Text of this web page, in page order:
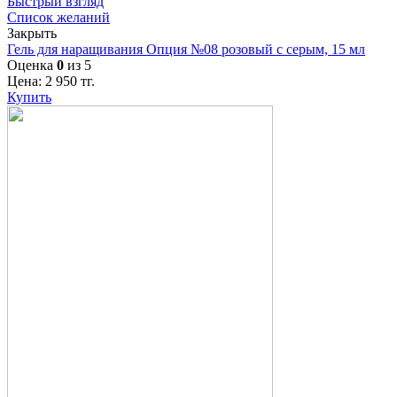
Список желаний
Закрыть
Гель для наращивания Опция №08 розовый с серым, 15 мл
Оценка 0 из 5
Цена: 2 950 тг.
Купить